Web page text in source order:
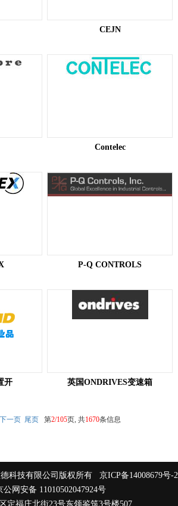
CEJN
Contelec
P-Q CONTROLS
开 英国ONDRIVES变速箱
下一页 尾页 第2/105页, 共1670条信息
德科技有限公司版权所有 京ICP备14008679号-2
公网安备 11010502047924号
定福庄北街23号东领鉴筑3号楼507